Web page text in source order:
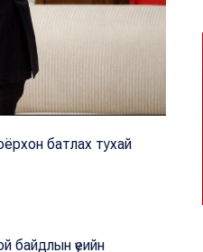
батлах тухай
байдлын үеийн